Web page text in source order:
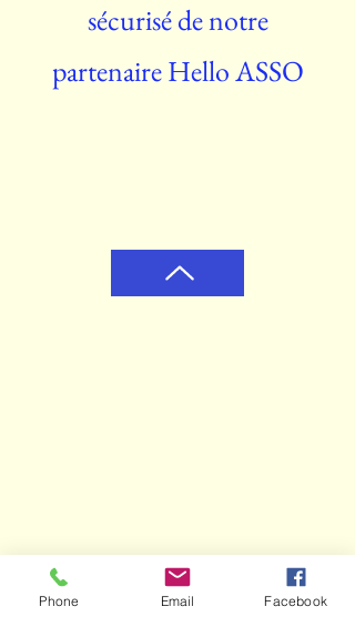
sécurisé de notre
partenaire Hello ASSO
Phone Email Facebook